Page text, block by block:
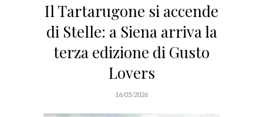
Il Tartarugone si accende
di Stelle: a Siena arriva la
terza edizione di Gusto
Lovers
16/05/2026